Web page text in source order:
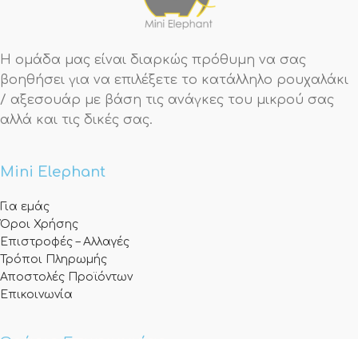
Η ομάδα μας είναι διαρκώς πρόθυμη να σας
βοηθήσει για να επιλέξετε το κατάλληλο ρουχαλάκι
/ αξεσουάρ με βάση τις ανάγκες του μικρού σας
αλλά και τις δικές σας.
Mini Elephant
Για εμάς
Όροι Χρήσης
Επιστροφές – Αλλαγές
Τρόποι Πληρωμής
Αποστολές Προϊόντων
Επικοινωνία